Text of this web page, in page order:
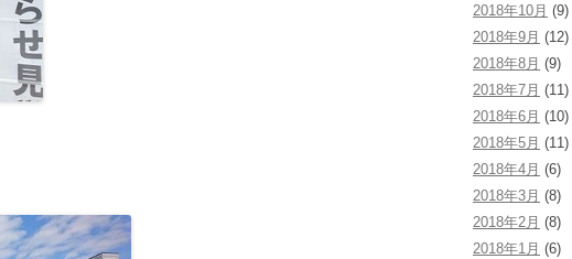
2018年10月 (9)
2018年9月 (12)
2018年8月 (9)
2018年7月 (11)
2018年6月 (10)
2018年5月 (11)
2018年4月 (6)
2018年3月 (8)
2018年2月 (8)
2018年1月 (6)